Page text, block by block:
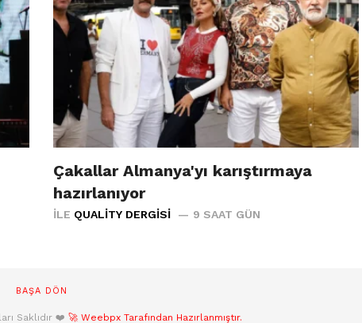
Çakallar Almanya'yı karıştırmaya
hazırlanıyor
İLE QUALITY DERGISI 9 SAAT GÜN
BAŞA DÖN
Saklıdır ❤️ 🚀 Weebpx Tarafından Hazırlanmıştır.